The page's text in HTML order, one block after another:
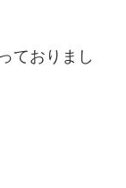
ておりまし